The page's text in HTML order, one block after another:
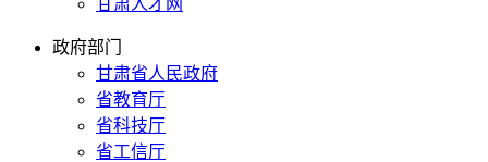
政府部门
甘肃省人民政府
省教育厅
省科技厅
省工信厅